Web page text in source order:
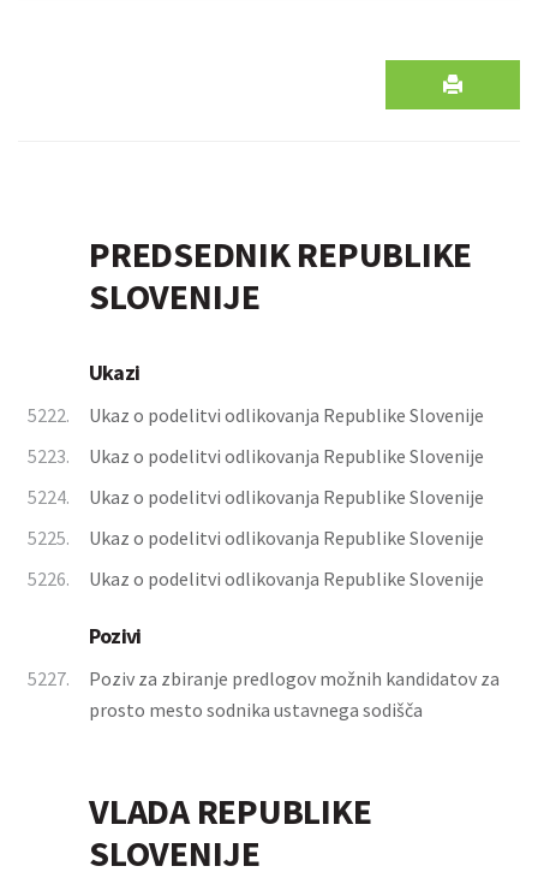
PREDSEDNIK REPUBLIKE
SLOVENIJE
Ukazi
5222.
Ukaz o podelitvi odlikovanja Republike Slovenije
5223.
Ukaz o podelitvi odlikovanja Republike Slovenije
5224.
Ukaz o podelitvi odlikovanja Republike Slovenije
5225.
Ukaz o podelitvi odlikovanja Republike Slovenije
5226.
Ukaz o podelitvi odlikovanja Republike Slovenije
Pozivi
5227.
Poziv za zbiranje predlogov možnih kandidatov za
prosto mesto sodnika ustavnega sodišča
VLADA REPUBLIKE
SLOVENIJE